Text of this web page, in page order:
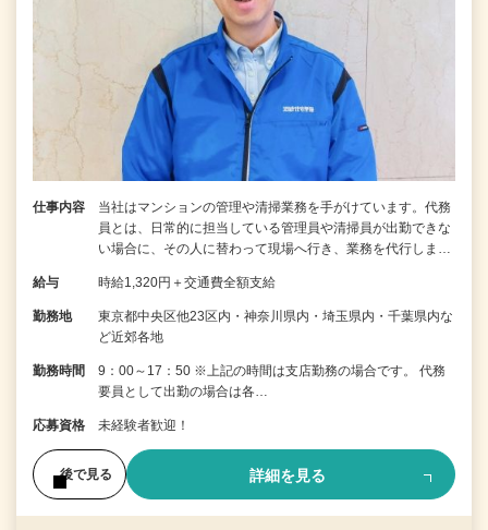
仕事内容
当社はマンションの管理や清掃業務を手がけています。代務
員とは、日常的に担当している管理員や清掃員が出勤できな
い場合に、その人に替わって現場へ行き、業務を代行しま…
給与 時給1,320円＋交通費全額支給
勤務地
東京都中央区他23区内・神奈川県内・埼玉県内・千葉県内な
ど近郊各地
勤務時間
9：00～17：50 ※上記の時間は支店勤務の場合です。 代務
要員として出勤の場合は各…
応募資格 未経験者歓迎！
後で見る 詳細を見る